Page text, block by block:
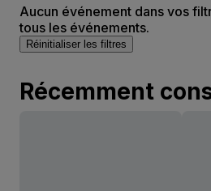
Aucun événement dans vos
tous les événements.
Réinitialiser les filtres
Récemment